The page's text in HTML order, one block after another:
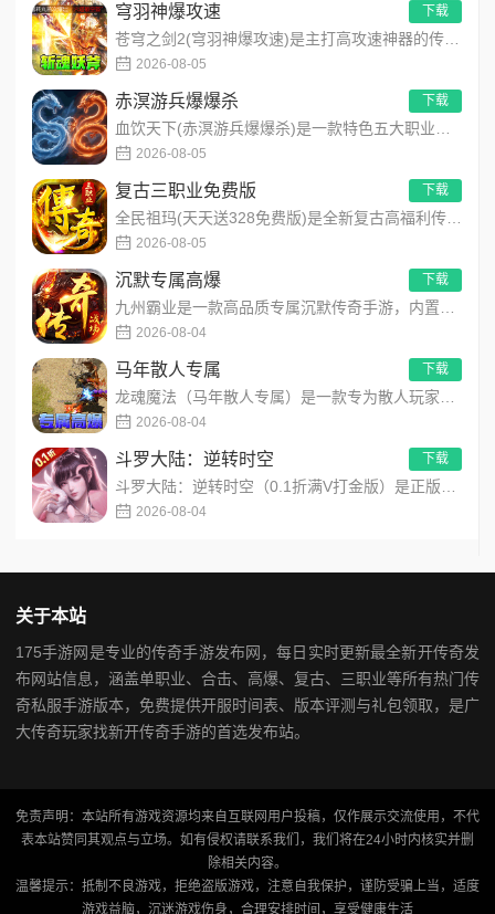
穹羽神爆攻速
2026-08-05
下载
赤溟游兵爆爆杀
2026-08-05
下载
复古三职业免费版
2026-08-05
下载
沉默专属高爆
2026-08-04
下载
马年散人专属
2026-08-04
下载
斗罗大陆：逆转时空
2026-08-04
下载
关于本站
175手游网是专业的传奇手游发布网，每日实时更新最全新开传奇发
布网站信息，涵盖单职业、合击、高爆、复古、三职业等所有热门传
奇私服手游版本，免费提供开服时间表、版本评测与礼包领取，是广
大传奇玩家找新开传奇手游的首选发布站。
免责声明：本站所有游戏资源均来自互联网用户投稿，仅作展示交流使用，不代
表本站赞同其观点与立场。如有侵权请联系我们，我们将在24小时内核实并删
除相关内容。
温馨提示：抵制不良游戏，拒绝盗版游戏，注意自我保护，谨防受骗上当，适度
游戏益脑，沉迷游戏伤身，合理安排时间，享受健康生活